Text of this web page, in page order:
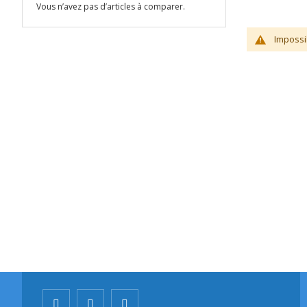
Vous n’avez pas d’articles à comparer.